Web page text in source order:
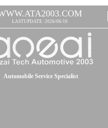
LASTUPDATE: 2026/06/10
Automobile Service Specialist